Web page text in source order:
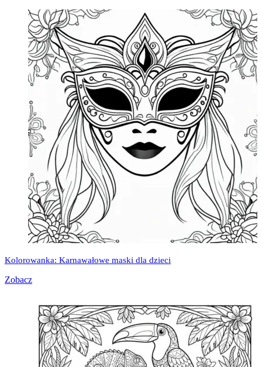
Kolorowanka: Karnawałowe maski dla dzieci
Zobacz